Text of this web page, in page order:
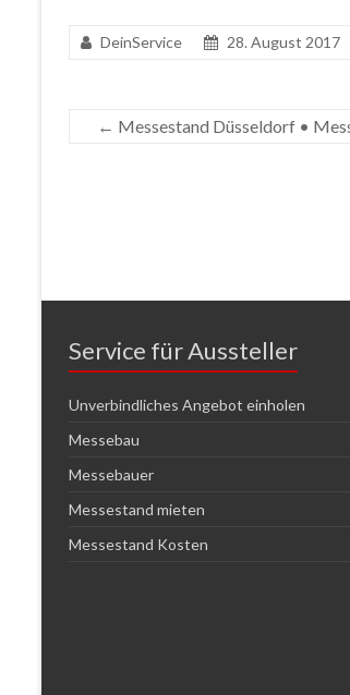
DeinService 28. August 2017
← Messestand Düsseldorf •
Service für Aussteller
Unverbindliches Angebot einholen
Messebau
Messebauer
Messestand mieten
Messestand Kosten